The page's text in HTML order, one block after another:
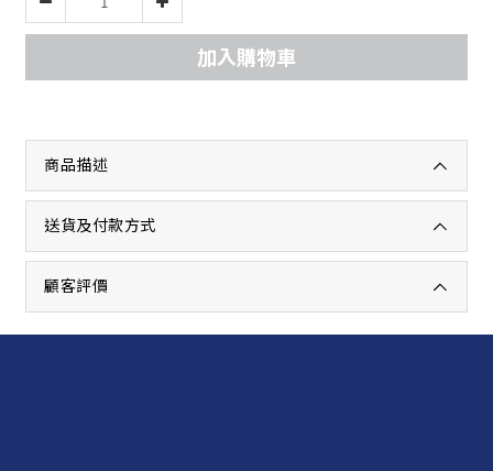
加入購物車
商品描述
送貨及付款方式
顧客評價